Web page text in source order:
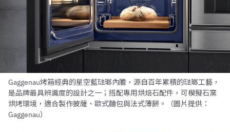
Gaggenau烤箱經典的星空藍琺瑯內膽，源自百年累積的琺瑯工藝，
是品牌最具辨識度的設計之一；搭配專用烘焙石配件，可模擬石窯
烘烤環境，適合製作披薩、歐式麵包與法式薄餅。（圖片提供：
Gaggenau）